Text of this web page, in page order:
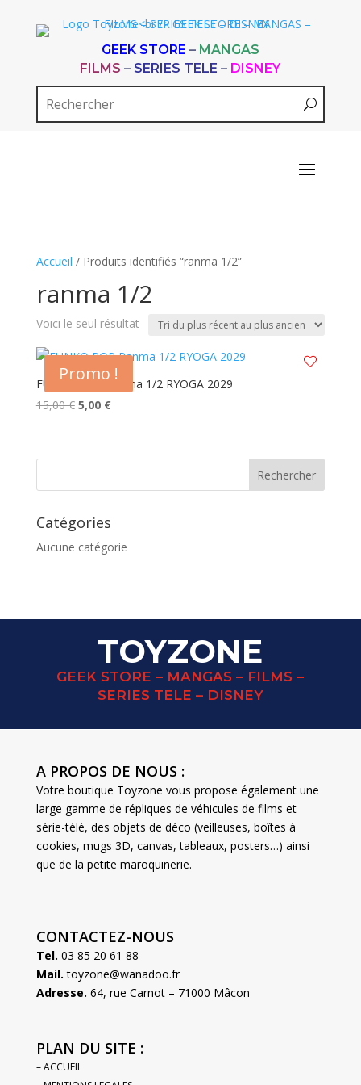
GEEK STORE – MANGAS
FILMS – SERIES TELE – DISNEY
Accueil / Produits identifiés “ranma 1/2”
ranma 1/2
Voici le seul résultat
Promo !
FUNKO POP Ranma 1/2 RYOGA 2029
15,00€ Le
était :
5,00 €Le
est :
Catégories
Aucune catégorie
TOYZONE
GEEK STORE – MANGAS – FILMS –
SERIES TELE – DISNEY
A PROPOS DE NOUS :
Votre boutique Toyzone vous propose également une
large gamme de répliques de véhicules de films et
série-télé, des objets de déco (veilleuses, boîtes à
cookies, mugs 3D, canvas, tableaux, posters…) ainsi
que de la petite maroquinerie.
CONTACTEZ-NOUS
Tel. 03 85 20 61 88
Mail. toyzone@wanadoo.fr
Adresse. 64, rue Carnot – 71000 Mâcon
PLAN DU SITE :
– ACCUEIL